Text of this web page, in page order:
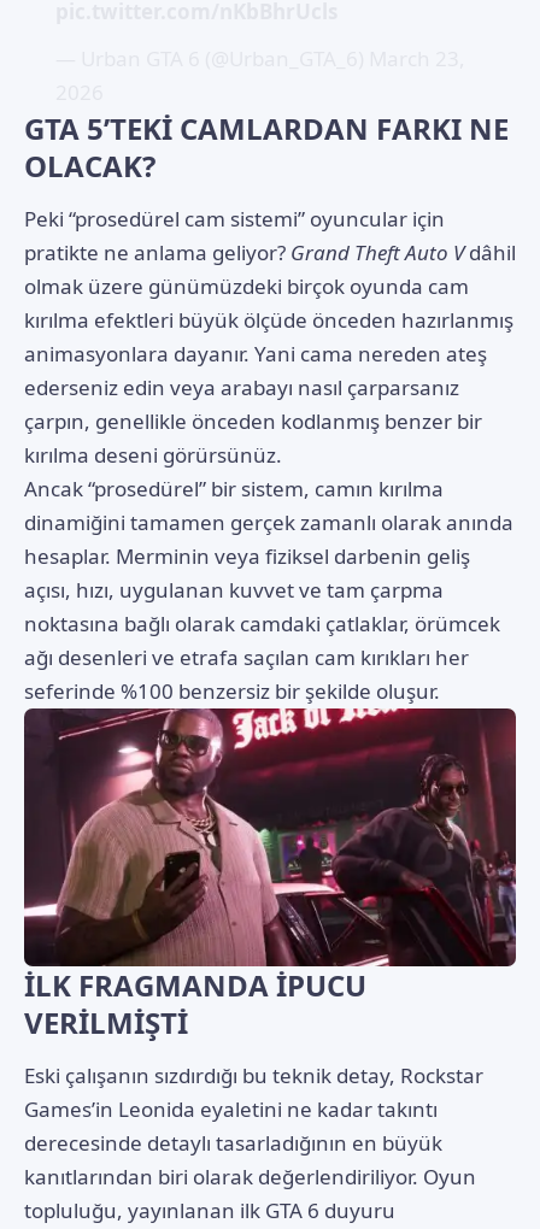
GTA 5’TEKİ CAMLARDAN FARKI NE
OLACAK?
Peki “prosedürel cam sistemi” oyuncular için
pratikte ne anlama geliyor? Grand Theft Auto Vdâhil
olmak üzere günümüzdeki birçok oyunda cam
kırılma efektleri büyük ölçüde önceden hazırlanmış
animasyonlara dayanır. Yani cama nereden ateş
ederseniz edin veya arabayı nasıl çarparsanız
çarpın, genellikle önceden kodlanmış benzer bir
kırılma deseni görürsünüz.
Ancak “prosedürel” bir sistem, camın kırılma
dinamiğini tamamen gerçek zamanlı olarak anında
hesaplar. Merminin veya fiziksel darbenin geliş
açısı, hızı, uygulanan kuvvet ve tam çarpma
noktasına bağlı olarak camdaki çatlaklar, örümcek
ağı desenleri ve etrafa saçılan cam kırıkları her
seferinde %100 benzersiz bir şekilde oluşur.
İLK FRAGMANDA İPUCU
VERİLMİŞTİ
Eski çalışanın sızdırdığı bu teknik detay, Rockstar
Games’in Leonida eyaletini ne kadar takıntı
derecesinde detaylı tasarladığının en büyük
kanıtlarından biri olarak değerlendiriliyor. Oyun
topluluğu, yayınlanan ilk GTA 6 duyuru